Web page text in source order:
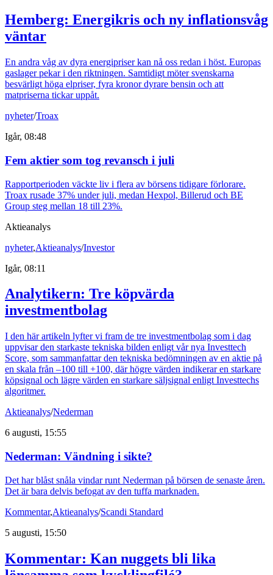
Hemberg: Energikris och ny inflationsvåg
väntar
En andra våg av dyra energipriser kan nå oss redan i höst. Europas
gaslager pekar i den riktningen. Samtidigt möter svenskarna
besvärligt höga elpriser, fyra kronor dyrare bensin och att
matpriserna tickar uppåt.
nyheter/Troax
Igår, 08:48
Fem aktier som tog revansch i juli
Rapportperioden väckte liv i flera av börsens tidigare förlorare.
Troax rusade 37% under juli, medan Hexpol, Billerud och BE
Group steg mellan 18 till 23%.
Aktieanalys
nyheter,Aktieanalys/Investor
Igår, 08:11
Analytikern: Tre köpvärda
investmentbolag
I den här artikeln lyfter vi fram de tre investmentbolag som i dag
uppvisar den starkaste tekniska bilden enligt vår nya Investtech
Score, som sammanfattar den tekniska bedömningen av en aktie på
en skala från –100 till +100, där högre värden indikerar en starkare
köpsignal och lägre värden en starkare säljsignal enligt Investtechs
algoritmer.
Aktieanalys/Nederman
6 augusti, 15:55
Nederman: Vändning i sikte?
Det har blåst snåla vindar runt Nederman på börsen de senaste åren.
Det är bara delvis befogat av den tuffa marknaden.
Kommentar,Aktieanalys/Scandi Standard
5 augusti, 15:50
Kommentar: Kan nuggets bli lika